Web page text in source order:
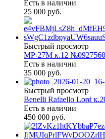
Есть в наличии
25 000 руб.
Быстрый просмотр
МР-27М к.12
Есть в наличии
35 000 руб.
Быстрый просмотр
Benelli Rafaello Lord
Есть в наличии
450 000 руб.